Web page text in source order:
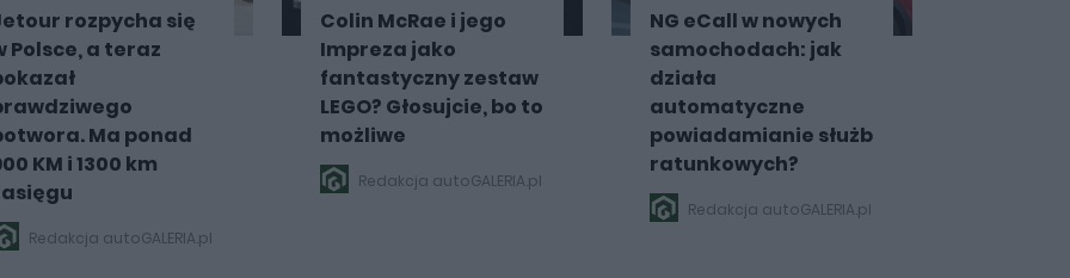
rozpycha się
Polsce, a teraz
Ma ponad
KM i 1300 km
Redakcja autoGALERIA.pl
Colin McRae i jego
Impreza jako
fantastyczny zestaw
LEGO? Głosujcie, bo to
możliwe
Redakcja autoGALERIA.pl
NG eCall w nowych
samochodach: jak
działa
automatyczne
powiadamianie służb
ratunkowych?
Redakcja autoGALERIA.pl